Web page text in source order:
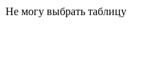
Не могу выбрать таблицу